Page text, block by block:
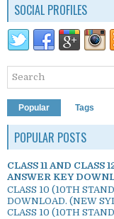
SOCIAL PROFILES
Popular Tags
POPULAR POSTS
CLASS 11 AND CLASS
ANSWER KEY
CLASS 10 (10TH
DOWNLOAD. (NEW
CLASS 10 (10TH